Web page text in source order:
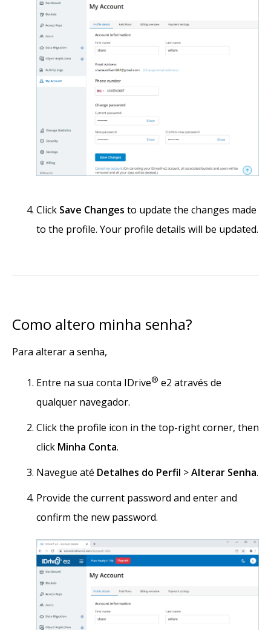
Click Save Changes to update the changes made
to the profile. Your profile details will be updated.
Como altero minha senha?
Para alterar a senha,
Entre na sua conta IDrive® e2 através de
qualquer navegador.
Click the profile icon in the top-right corner, then
click Minha Conta.
Navegue até Detalhes do Perfil >Alterar Senha.
Provide the current password and enter and
confirm the new password.